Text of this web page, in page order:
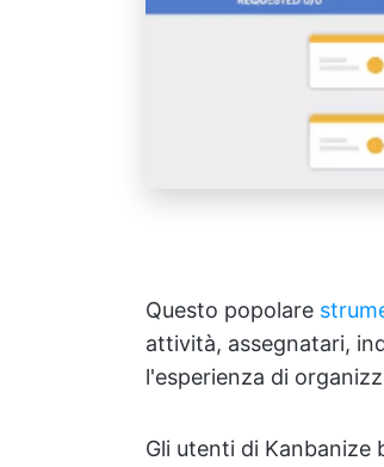
Questo popolare
attività, assegnatari,
l'esperienza di
Gli utenti di Kanbanize